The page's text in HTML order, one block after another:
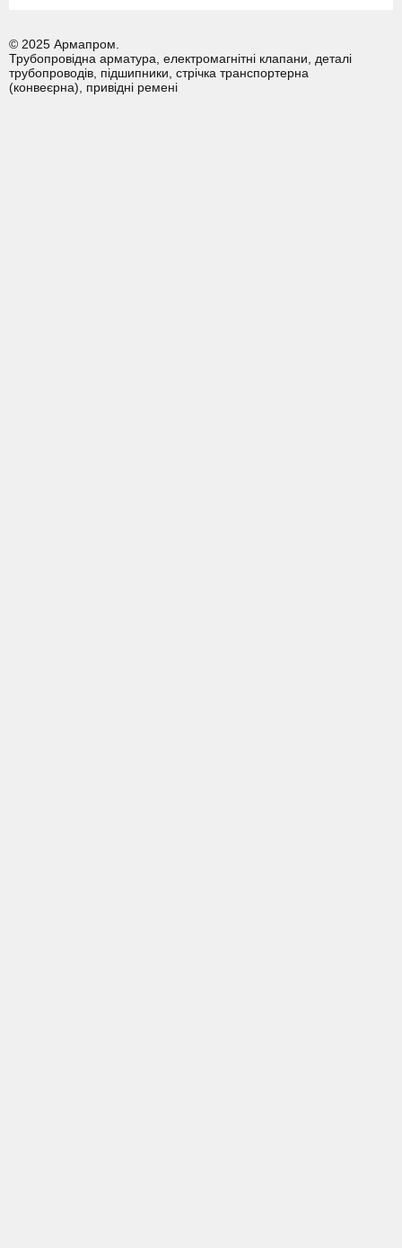
© 2025 Армапром.
Трубопровідна арматура, електромагнітні клапани, деталі
трубопроводів, підшипники, стрічка транспортерна
(конвеєрна), привідні ремені